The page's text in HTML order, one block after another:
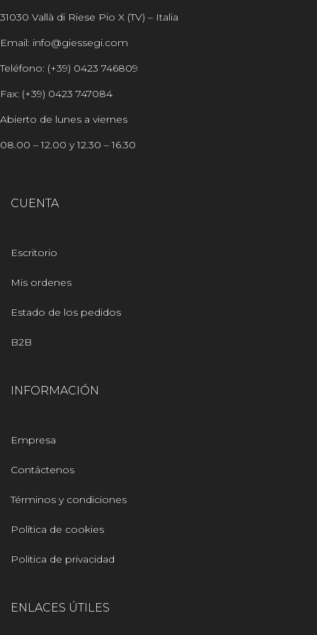
31030 Vallà di Riese Pio X (TV) – Italia
Email: info@giessegi.com
Teléfono: (+39) 0423 746809
Fax: (+39) 0423 747084
Abierto de lunes a viernes
08.00 – 12.00 y 12.30 – 16.30
CUENTA
Escritorio
Mis ordenes
Estado de los pedidos
B2B
INFORMACIÓN
Empresa
Contáctenos
Términos y condiciones
Política de cookies
Politica de privacidad
ENLACES ÚTILES